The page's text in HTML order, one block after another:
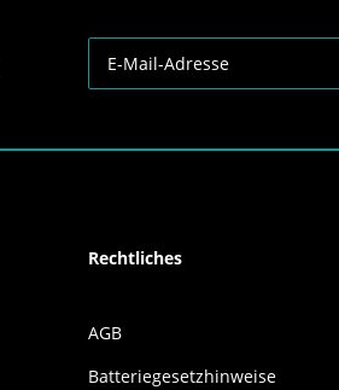
Rechtliches
AGB
Batteriegesetzhinweise